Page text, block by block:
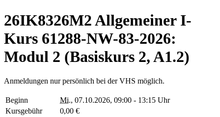
26IK8326M2 Allgemeiner I-
Kurs 61288-NW-83-2026:
Modul 2 (Basiskurs 2, A1.2)
Anmeldungen nur persönlich bei der VHS möglich.
Beginn Mi., 07.10.2026, 09:00 - 13:15 Uhr
Kursgebühr
0,00 €